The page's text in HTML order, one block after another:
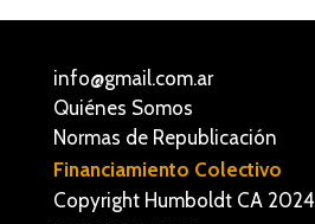
info@gmail.com.ar
Quiénes Somos
Normas de Republicación
Financiamiento Colectivo
Copyright Humboldt CA 2024